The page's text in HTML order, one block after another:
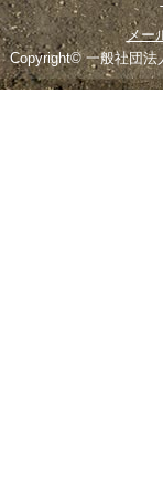
メー
Copyright© 一般社団法